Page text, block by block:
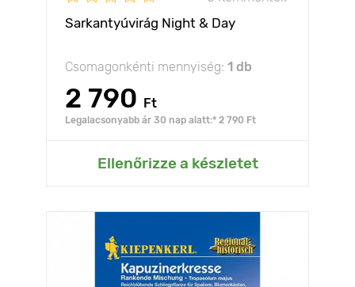
Sarkantyúvirág Night & Day
Csomagonkénti mennyiség: 1 db
2 790 Ft
Legalacsonyabb ár 30 nap alatt:* 2 790 Ft
Ellenőrizze a készletet